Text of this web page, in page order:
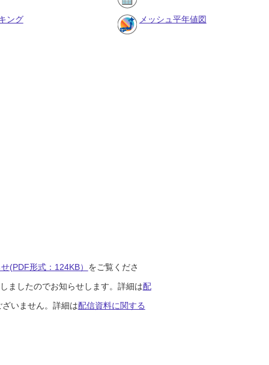
ング メッシュ平年値図
(PDF形式：124KB） をご覧くださ
ましたのでお知らせします。詳細は配
いません。詳細は配信資料に関する